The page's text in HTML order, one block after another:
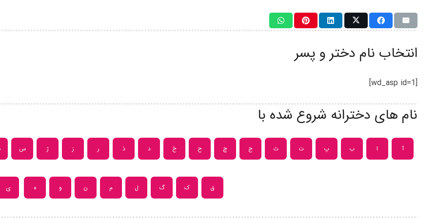
انتخاب نام دختر و پسر
[wd_asp id=1]
نام های دخترانه شروع شده با
آ ا ب پ ت ث ج چ ح خ د ذ ر ز ژ س
ق ک گ ل م ن و ه ی